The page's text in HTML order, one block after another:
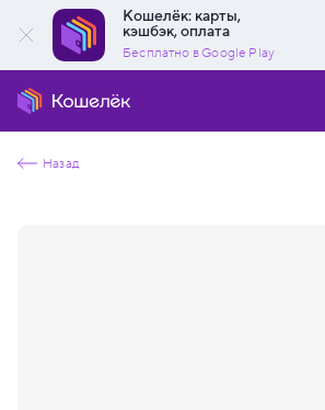
Кошелёк: карты,
кэшбэк, оплата
Бесплатно в Google Play
Назад